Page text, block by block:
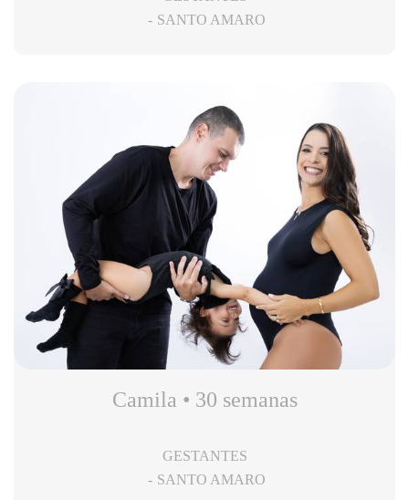
SANTO AMARO
Camila • 30 semanas
GESTANTES
SANTO AMARO